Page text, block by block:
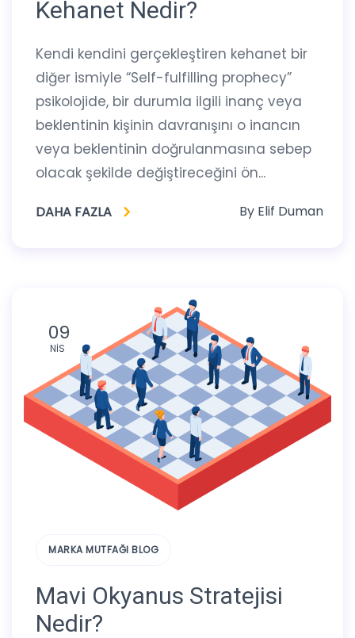
Kehanet Nedir?
Kendi kendini gerçekleştiren kehanet bir
diğer ismiyle “Self-fulfilling prophecy”
psikolojide, bir durumla ilgili inanç veya
beklentinin kişinin davranışını o inancın
veya beklentinin doğrulanmasına sebep
olacak şekilde değiştireceğini ön...
DAHA FAZLA By Elif Duman
09
NIS
MARKA MUTFAĞI BLOG
Mavi Okyanus Stratejisi
Nedir?